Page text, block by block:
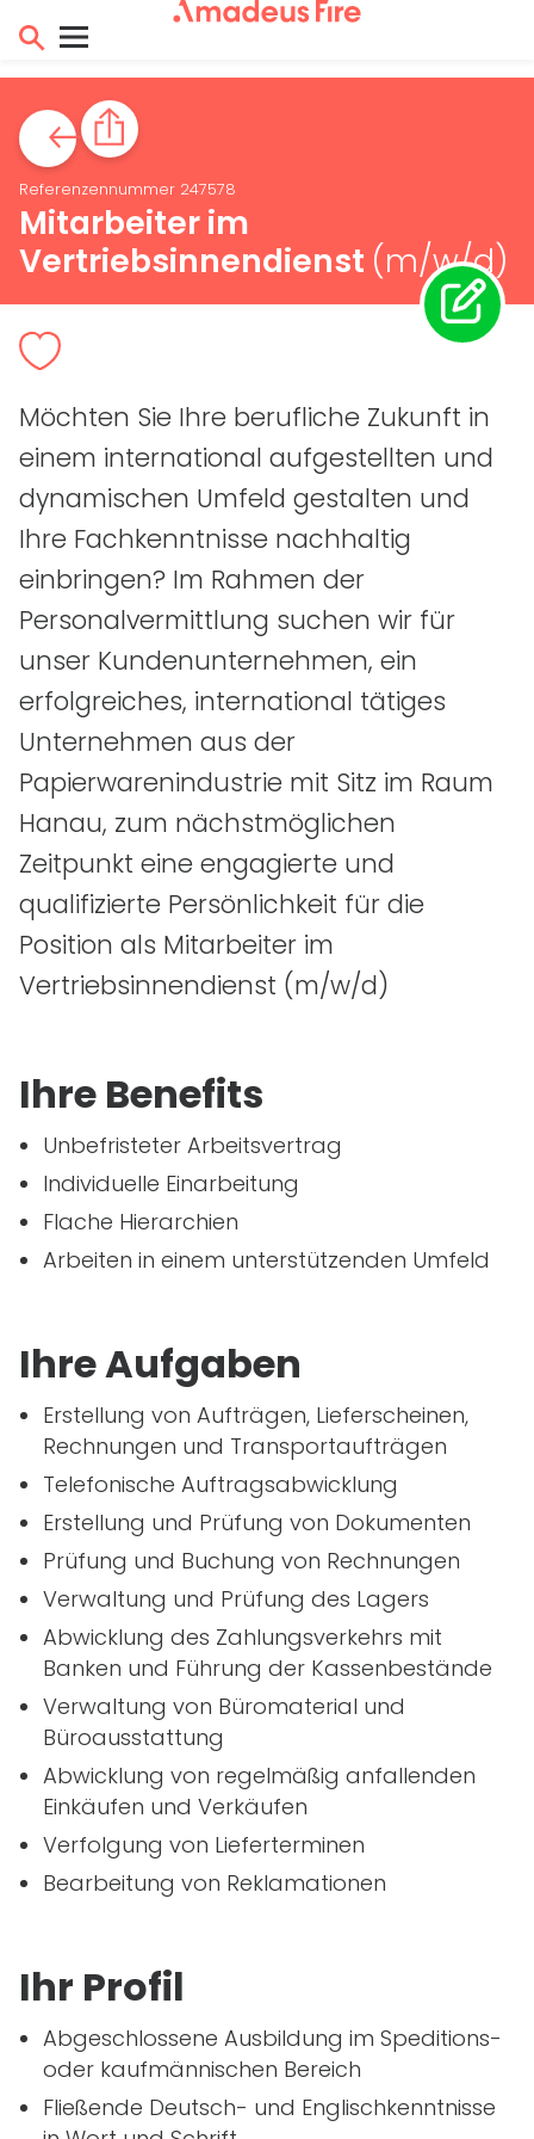
Referenzennummer 247578
Mitarbeiter im
Vertriebsinnendienst (m/w/d)
Möchten Sie Ihre berufliche Zukunft in
einem international aufgestellten und
dynamischen Umfeld gestalten und
Ihre Fachkenntnisse nachhaltig
einbringen? Im Rahmen der
Personalvermittlung suchen wir für
unser Kundenunternehmen, ein
erfolgreiches, international tätiges
Unternehmen aus der
Papierwarenindustrie mit Sitz im Raum
Hanau, zum nächstmöglichen
Zeitpunkt eine engagierte und
qualifizierte Persönlichkeit für die
Position als Mitarbeiter im
Vertriebsinnendienst (m/w/d)
Ihre Benefits
Unbefristeter Arbeitsvertrag
Individuelle Einarbeitung
Flache Hierarchien
Arbeiten in einem unterstützenden Umfeld
Ihre Aufgaben
Erstellung von Aufträgen, Lieferscheinen,
Rechnungen und Transportaufträgen
Telefonische Auftragsabwicklung
Erstellung und Prüfung von Dokumenten
Prüfung und Buchung von Rechnungen
Verwaltung und Prüfung des Lagers
Abwicklung des Zahlungsverkehrs mit
Banken und Führung der Kassenbestände
Verwaltung von Büromaterial und
Büroausstattung
Abwicklung von regelmäßig anfallenden
Einkäufen und Verkäufen
Verfolgung von Lieferterminen
Bearbeitung von Reklamationen
Ihr Profil
Abgeschlossene Ausbildung im Speditions-
oder kaufmännischen Bereich
Fließende Deutsch- und Englischkenntnisse